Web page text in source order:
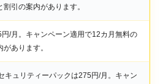
割引の案内があります。
円/月。キャンペーン適用で12カ月無料の
があります。
キュリティーパックは275円/月。キャン